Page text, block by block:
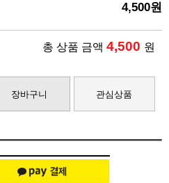
4,500원
총 상품 금액 4,500 원
장바구니 관심상품